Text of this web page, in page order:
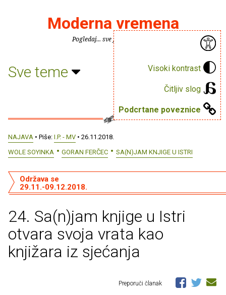
Visoki kontrast
Čitljiv slog
Podcrtane poveznice
Moderna vremena
Pogledaj... sve je puno knjiga.
Sve teme
NAJAVA • Piše: I.P. - MV • 26.11.2018.
WOLE SOYINKA
GORAN FERČEC SA(N)JAM KNJIGE U ISTRI
24. Sa(n)jam knjige u Istri
otvara svoja vrata kao
knjižara iz sjećanja
Održava se
29.11.-09.12.2018.
Preporuči članak